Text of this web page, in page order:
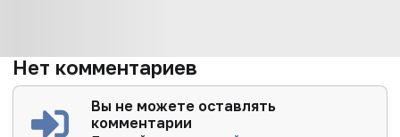
Нет комментариев
Вы не можете оставлять
комментарии